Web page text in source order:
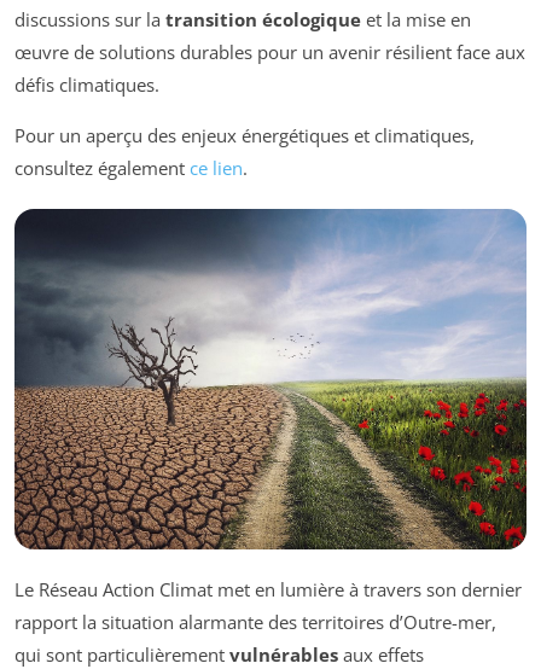
discussions sur la transition écologique et la mise en
œuvre de solutions durables pour un avenir résilient face aux
défis climatiques.
Pour un aperçu des enjeux énergétiques et climatiques,
consultez également ce lien.
Le Réseau Action Climat met en lumière à travers son dernier
rapport la situation alarmante des territoires d’Outre-mer,
qui sont particulièrement vulnérables aux effets